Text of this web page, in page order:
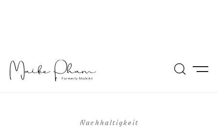
Nachhaltigkeit